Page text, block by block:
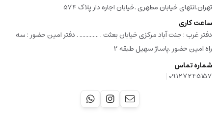
تهران.انتهای خیابان مطهری .خیابان اجاره دار پلاک 574
ساعت کاری
دفتر غرب : جنت آباد مرکزی خیابان بعثت . ............. . دفتر امین حضور : سه
راه امین حضور .پاساژ سهیل طبقه 2
شماره تماس
09127245157
|